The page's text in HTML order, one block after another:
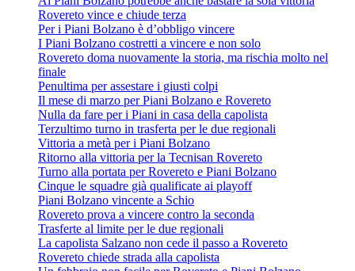
Rovereto vince e chiude terza
Per i Piani Bolzano è d’obbligo vincere
I Piani Bolzano costretti a vincere e non solo
Rovereto doma nuovamente la storia, ma rischia molto nel
finale
Penultima per assestare i giusti colpi
Il mese di marzo per Piani Bolzano e Rovereto
Nulla da fare per i Piani in casa della capolista
Terzultimo turno in trasferta per le due regionali
Vittoria a metà per i Piani Bolzano
Ritorno alla vittoria per la Tecnisan Rovereto
Turno alla portata per Rovereto e Piani Bolzano
Cinque le squadre già qualificate ai playoff
Piani Bolzano vincente a Schio
Rovereto prova a vincere contro la seconda
Trasferte al limite per le due regionali
La capolista Salzano non cede il passo a Rovereto
Rovereto chiede strada alla capolista